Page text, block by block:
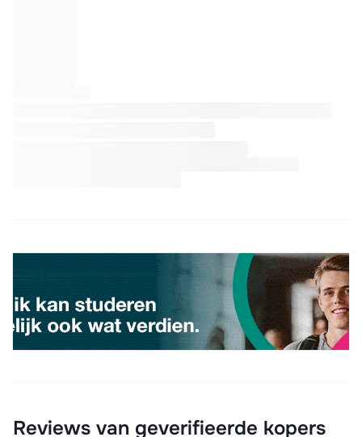
Reviews van geverifieerde kopers